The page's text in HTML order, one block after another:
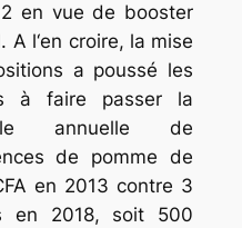
en vue de booster
A l‘en croire, la mise
a poussé les
à faire passer la
annuelle de
de pomme de
en 2013 contre 3
en 2018, soit 500